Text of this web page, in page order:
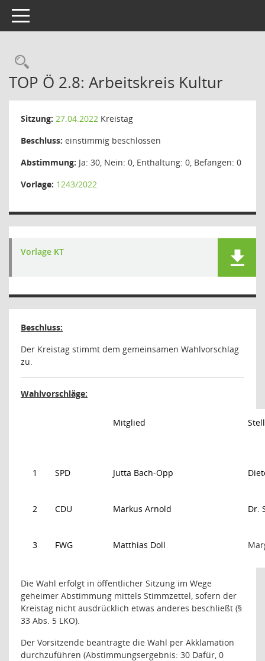
Toggle navigation
Rechercheauswahl
TOP Ö 2.8: Arbeitskreis Kultur
Sitzung: 27.04.2022 Kreistag
Beschluss: einstimmig beschlossen
Abstimmung: Ja: 30, Nein: 0, Enthaltung: 0, Befangen: 0
Vorlage: 1243/2022
Vorlage KT
Beschluss:
Der Kreistag stimmt dem gemeinsamen Wahlvorschlag
zu.
Wahlvorschläge:
Mitglied
1 SPD Jutta Bach-Opp
2 CDU Markus Arnold Dr.
3 FWG Matthias Doll
Die Wahl erfolgt in öffentlicher Sitzung im Wege
geheimer Abstimmung mittels Stimmzettel, sofern der
Kreistag nicht ausdrücklich etwas anderes beschließt (§
33 Abs. 5 LKO).
Der Vorsitzende beantragte die Wahl per Akklamation
durchzuführen (Abstimmungsergebnis: 30 Dafür, 0